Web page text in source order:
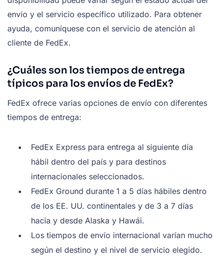
envío y el servicio específico utilizado. Para obtener
ayuda, comuníquese con el servicio de atención al
cliente de FedEx.
¿Cuáles son los tiempos de entrega
típicos para los envíos de FedEx?
FedEx ofrece varias opciones de envío con diferentes
tiempos de entrega:
FedEx Express para entrega al siguiente día
hábil dentro del país y para destinos
internacionales seleccionados.
FedEx Ground durante 1 a 5 días hábiles dentro
de los EE. UU. continentales y de 3 a 7 días
hacia y desde Alaska y Hawái.
Los tiempos de envío internacional varían mucho
según el destino y el nivel de servicio elegido.